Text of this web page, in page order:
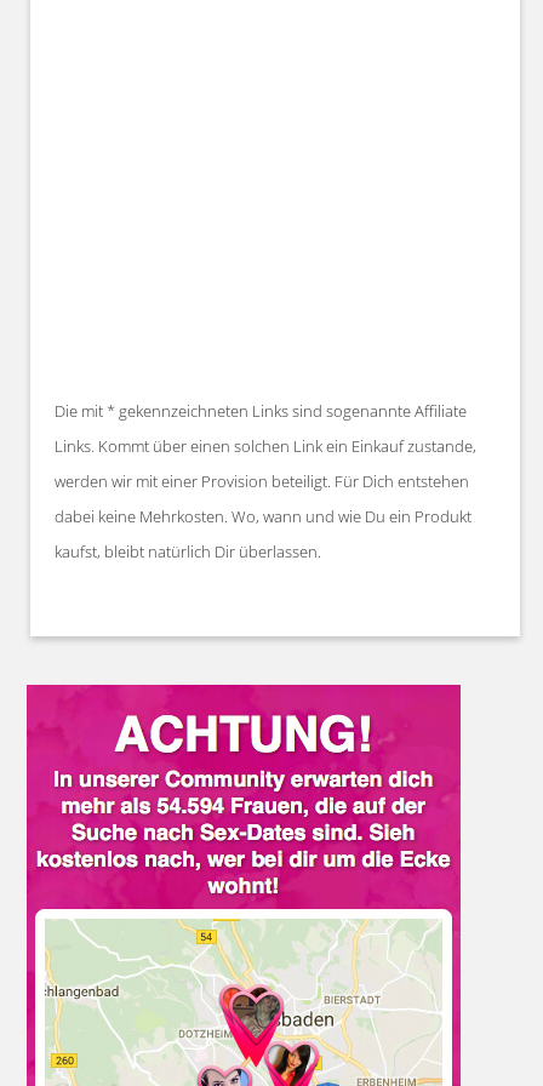
Die mit * gekennzeichneten Links sind sogenannte Affiliate
Links. Kommt über einen solchen Link ein Einkauf zustande,
werden wir mit einer Provision beteiligt. Für Dich entstehen
dabei keine Mehrkosten. Wo, wann und wie Du ein Produkt
kaufst, bleibt natürlich Dir überlassen.